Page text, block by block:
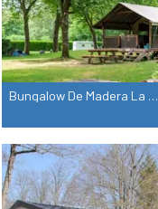
Bungalow De Madera La Baroude (Sin Sanitarios)